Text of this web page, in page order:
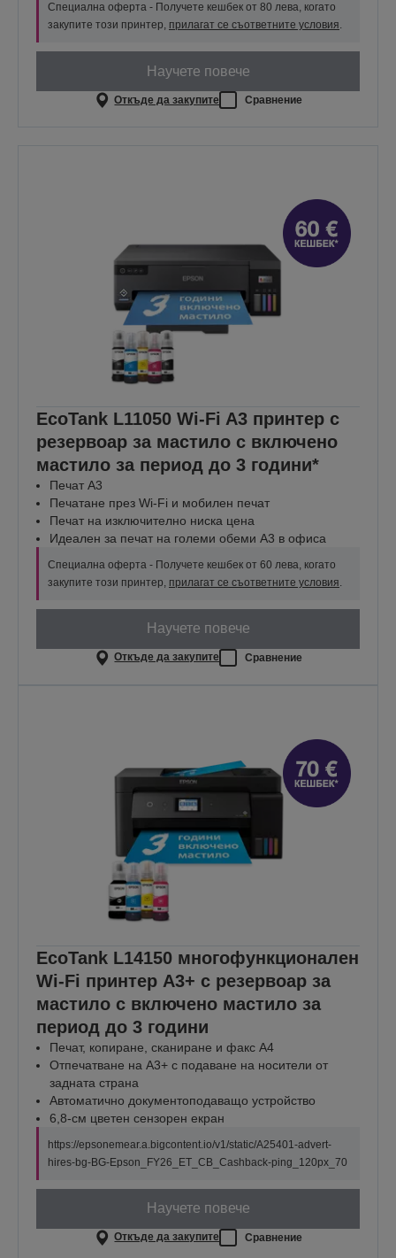
Специална оферта - Получете кешбек от 80 лева, когато
закупите този принтер, прилагат се съответните условия.
Научете повече
Откъде да закупите Сравнение
EcoTank L11050 Wi-Fi A3 принтер с
резервоар за мастило с включено
мастило за период до 3 години*
Печат А3
Печатане през Wi-Fi и мобилен печат
Печат на изключително ниска цена
Идеален за печат на големи обеми A3 в офиса
Специална оферта - Получете кешбек от 60 лева, когато
закупите този принтер, прилагат се съответните условия
Научете повече
Откъде да закупите Сравнение
EcoTank L14150 многофункционален
Wi-Fi принтер A3+ с резервоар за
мастило с включено мастило за
период до 3 години
Печат, копиране, сканиране и факс А4
Отпечатване на A3+ с подаване на носители от
задната страна
Автоматично документоподаващо устройство
6,8-см цветен сензорен екран
https://epsonemear.a.bigcontent.io/v1/static/A25401-advert-
hires-bg-BG-Epson_FY26_ET_CB_Cashback-ping_120px_70
Научете повече
Откъде да закупите Сравнение